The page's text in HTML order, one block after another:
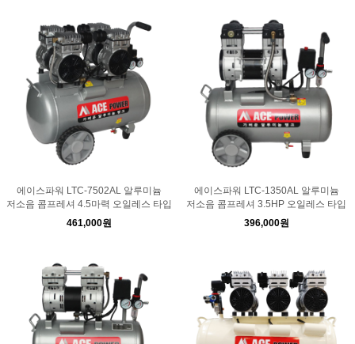
에이스파워 LTC-7502AL 알루미늄
저소음 콤프레셔 4.5마력 오일레스 타입
461,000원
에이스파워 LTC-1350AL 알루미늄
저소음 콤프레셔 3.5HP 오일레스 타입
396,000원